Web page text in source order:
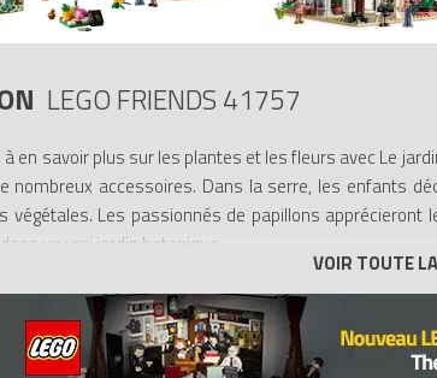
LEGO FRIENDS 41757
en savoir plus sur les plantes et les fleurs avec Le
nombreux accessoires. Dans la serre, les enfants
végétales. Les passionnés de papillons
un vrai jardin botanique.
un projet gratifiant en assemblant tous les détails